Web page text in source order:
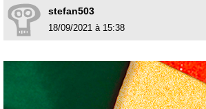
stefan503
18/09/2021 à 15:38